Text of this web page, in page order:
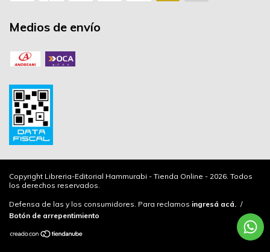
Medios de envío
Copyright Libreria-Editorial Hammurabi - Tienda Online - 2026. Todos
los derechos reservados.
Defensa de las y los consumidores. Para reclamos ingresá acá. /
Botón de arrepentimiento